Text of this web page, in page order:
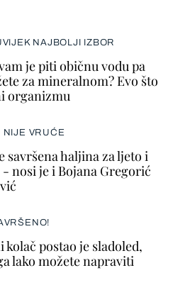
NAJBOLJI IZBOR
je piti običnu vodu pa
za mineralnom? Evo što
organizmu
NIJE VRUĆE
savršena haljina za ljeto i
nosi je i Bojana Gregorić
kolač postao je sladoled,
lako možete napraviti